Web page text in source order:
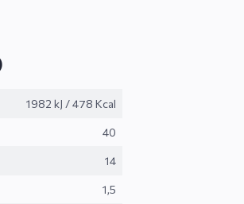
1982 kJ /478 Kcal
40
14
1,5